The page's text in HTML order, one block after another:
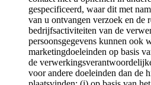
gespecificeerd, waar dit met
van u ontvangen verzoek en de
bedrijfsactiviteiten van de
persoonsgegevens kunnen ook
marketingdoeleinden op basis
de
voor andere doeleinden dan de